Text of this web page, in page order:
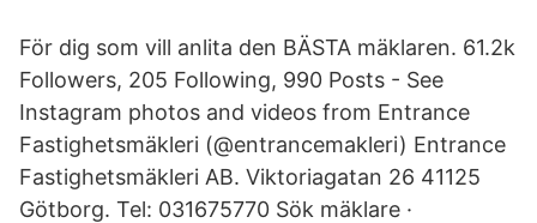
För dig som vill anlita den BÄSTA mäklaren. 61.2k
Followers, 205 Following, 990 Posts - See
Instagram photos and videos from Entrance
Fastighetsmäkleri (@entrancemakleri) Entrance
Fastighetsmäkleri AB. Viktoriagatan 26 41125
Götborg. Tel: 031675770 Sök mäklare ·